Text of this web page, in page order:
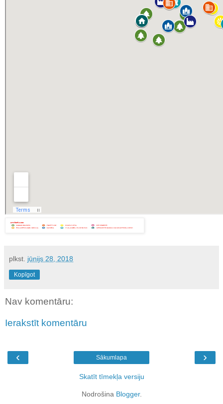
plkst. jūnijs 28, 2018
Kopīgot
Nav komentāru:
Ierakstīt komentāru
‹ ›
Sākumlapa
Skatīt tīmekļa versiju
Nodrošina Blogger.